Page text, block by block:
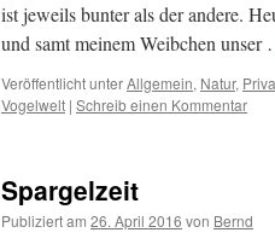
ist jeweils bunter als der andere.
und samt meinem Weibchen unser
Veröffentlicht unterAllgemein, Natur,
Vogelwelt | Schreib einen Kommentar
Spargelzeit
Publiziert am 26. April 2016 von Bernd